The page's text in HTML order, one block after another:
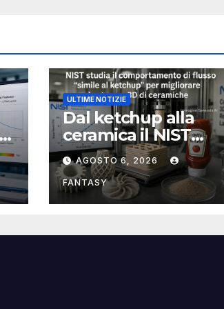
ULTIME NOTIZIE
Dal ketchup alla
ceramica il NIST
studia la reologia
per rendere più
affidabile la stampa
3D
AGOSTO 6, 2026
FANTASY